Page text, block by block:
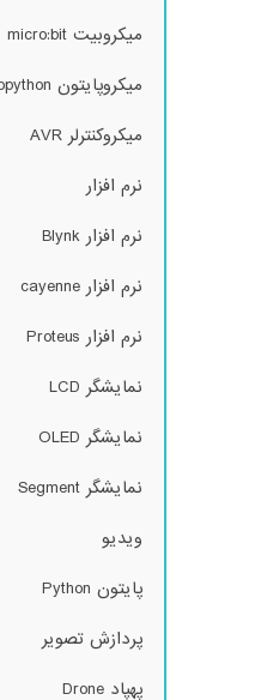
میکروبیت micro:bit
میکروپایتون Micropython
میکروکنترلر AVR
نرم افزار
نرم افزار Blynk
نرم افزار cayenne
نرم افزار Proteus
نمایشگر LCD
نمایشگر OLED
نمایشگر Segment
ویدیو
پایتون Python
پردازش تصویر
پهپاد Drone